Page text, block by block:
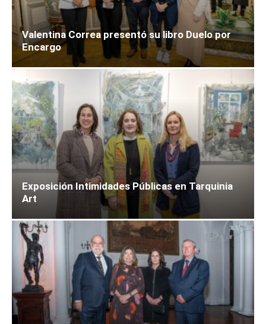
Valentina Correa presentó su libro Duelo por
Encargo
Exposición Intimidades Públicas en Tarquinia
Art